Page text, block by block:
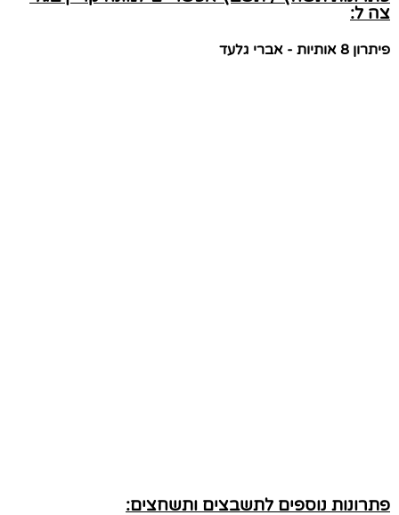
צה ל:
פיתרון 8 אותיות - אברי גלעד
פתרונות נוספים לתשבצים ותשחצים: